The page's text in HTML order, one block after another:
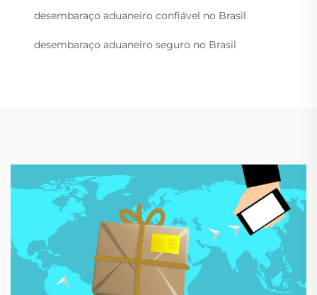
desembaraço aduaneiro confiável no Brasil
desembaraço aduaneiro seguro no Brasil